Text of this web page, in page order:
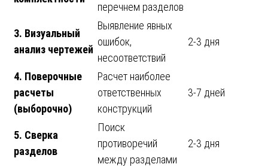
перечнем разделов
3. Визуальный
анализ чертежей
Выявление явных
ошибок,
несоответствий
2-3 дня
4. Поверочные
расчеты
(выборочно)
Расчет наиболее
ответственных
конструкций
3-7 дней
5. Сверка
разделов
Поиск
противоречий
между разделами
2-3 дня